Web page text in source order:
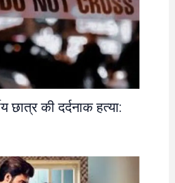
छात्र की दर्दनाक हत्या: